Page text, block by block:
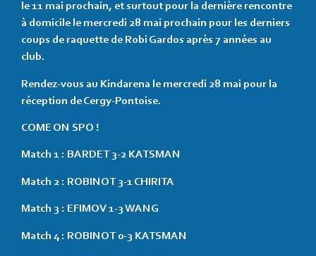
le 11 mai prochain, et surtout pour la dernière rencontre
à domicile le mercredi 28 mai prochain pour les derniers
coups de raquette de Robi Gardos après 7 années au
club.
Rendez-vous au Kindarena le mercredi 28 mai pour la
réception de Cergy-Pontoise.
COME ON SPO !
Match 1 : BARDET 3-2 KATSMAN
Match 2 : ROBINOT 3-1 CHIRITA
Match 3 : EFIMOV 1-3 WANG
Match 4 : ROBINOT 0-3 KATSMAN